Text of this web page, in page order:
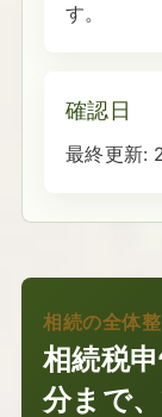
す。
確認日
最終更新:
相続の全体
相続税
分まで